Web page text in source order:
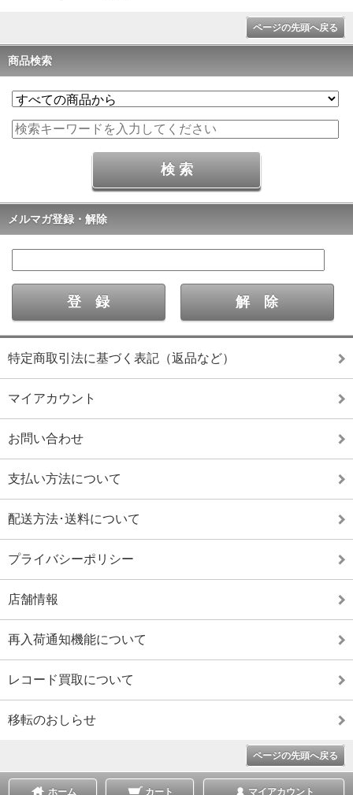
ページの先頭へ戻る
商品検索
メルマガ登録・解除
特定商取引法に基づく表記（返品など）
マイアカウント
お問い合わせ
支払い方法について
配送方法･送料について
プライバシーポリシー
店舗情報
再入荷通知機能について
レコード買取について
移転のおしらせ
ページの先頭へ戻る
ホーム カート マイアカウント